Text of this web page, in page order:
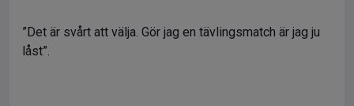
”Det är svårt att välja. Gör jag en tävlingsmatch är jag ju
låst”.